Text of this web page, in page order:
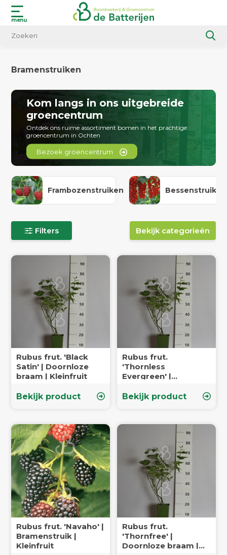
menu
Bramenstruiken
Kom langs in ons uitgebreide
groencentrum
Ontdek ons ruime assortiment bomen in het prachtige
groencentrum in Ochten
Bezoek groencentrum
Frambozenstruiken Bessenstruiken
Filters Bekijk categorieën
Rubus frut. 'Black
Satin' | Doornloze
braam | Kleinfruit
Bekijk product
Rubus frut.
'Thornless
Evergreen' |
Kleinfruit
Bekijk product
Rubus frut. 'Navaho' |
Bramenstruik |
Kleinfruit
Rubus frut.
'Thornfree' |
Doornloze braam |